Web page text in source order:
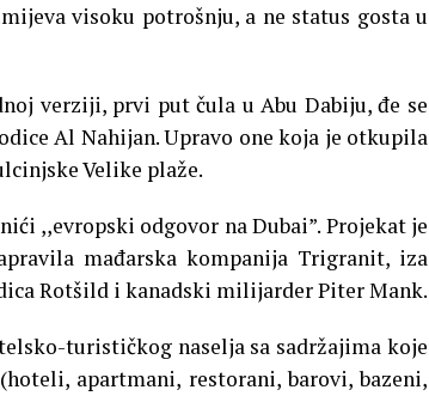
visoku potrošnju, a ne status gosta u
verziji, prvi put čula u Abu Dabiju, đe se
Al Nahijan. Upravo one koja je otkupila
Velike plaže.
,,evropski odgovor na Dubai”. Projekat je
mađarska kompanija Trigranit, iza
Rotšild i kanadski milijarder Piter Mank.
turističkog naselja sa sadržajima koje
apartmani, restorani, barovi, bazeni,